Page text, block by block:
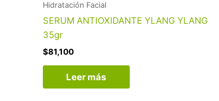
Hidratación Facial
SERUM ANTIOXIDANTE YLANG YLANG
35gr
$81,100
Leer más